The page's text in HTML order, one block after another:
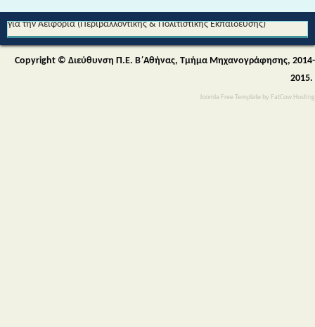
Joomla Free Template by FatCow Hosting
για την Αειφορία (Περιβαλλοντικής & Πολιτιστικής Εκπαίδευσης)
Copyright © Διεύθυνση Π.Ε. Β΄Αθήνας, Τμήμα Μηχανογράφησης, 2014-
2015.